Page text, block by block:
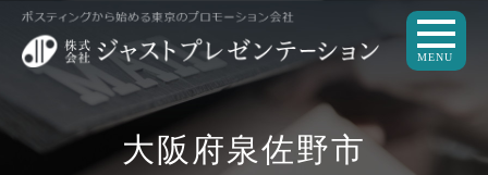
MENU
大阪府泉佐野市